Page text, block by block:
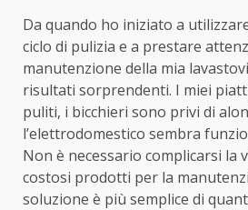
Da quando ho iniziato a
ciclo di pulizia e a prestare
manutenzione della mia
risultati sorprendenti. I miei
puliti, i bicchieri sono privi di
l’elettrodomestico sembra
Non è necessario complicarsi la
costosi prodotti per la
soluzione è più semplice di